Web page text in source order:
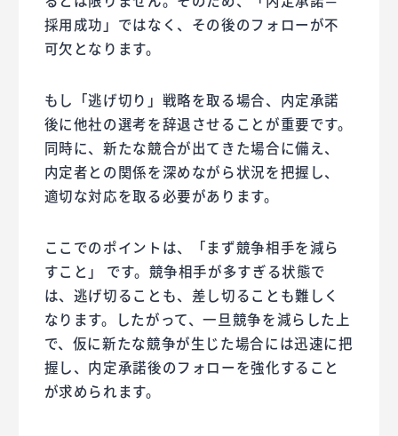
採用成功」ではなく、その後のフォローが不
可欠となります。
もし「逃げ切り」戦略を取る場合、内定承諾
後に他社の選考を辞退させることが重要です。
同時に、新たな競合が出てきた場合に備え、
内定者との関係を深めながら状況を把握し、
適切な対応を取る必要があります。
ここでのポイントは、「まず競争相手を減ら
すこと」 です。競争相手が多すぎる状態で
は、逃げ切ることも、差し切ることも難しく
なります。したがって、一旦競争を減らした上
で、仮に新たな競争が生じた場合には迅速に把
握し、内定承諾後のフォローを強化すること
が求められます。